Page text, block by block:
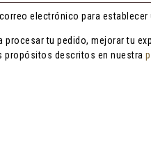
electrónico para establecer
tu pedido, mejorar tu
propósitos descritos en nuestra